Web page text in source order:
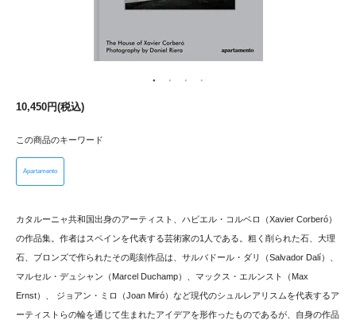
10,450円(税込)
この商品のキーワード
Apartamento
カタルーニャ共和国出身のアーティスト、ハビエル・コルベロ（Xavier Corberó）
の作品集。作者はスペインを代表する芸術家の1人である。粗く削られた石、大理
石、ブロンズで作られたその彫刻作品は、サルバドール・ダリ（Salvador Dalí）、
マルセル・デュシャン（Marcel Duchamp）、マックス・エルンスト（Max
Ernst）、 ジョアン・ミロ（Joan Miró）など現代のシュルレアリスムを代表するア
ーティストらの輪を通じて生まれたアイデアを形作ったものであるが、自身の作品